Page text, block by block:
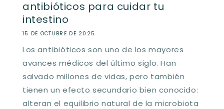
antibióticos para cuidar tu
intestino
15 DE OCTUBRE DE 2025
Los antibióticos son uno de los mayores
avances médicos del último siglo. Han
salvado millones de vidas, pero también
tienen un efecto secundario bien conocido:
alteran el equilibrio natural de la microbiota